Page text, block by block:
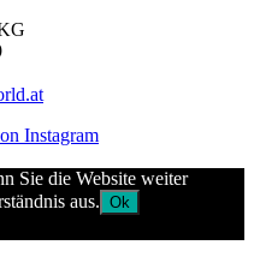
Sie die Website weiter
aus. Ok